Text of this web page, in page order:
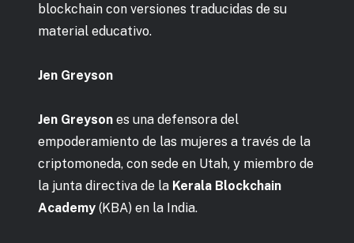
blockchain con versiones traducidas de su
material educativo.
Jen Greyson
Jen Greyson es una defensora del
empoderamiento de las mujeres a través de la
criptomoneda, con sede en Utah, y miembro de
la junta directiva de la Kerala Blockchain
Academy (KBA) en la India.